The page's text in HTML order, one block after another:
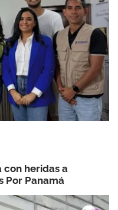
con heridas a
Por Panamá